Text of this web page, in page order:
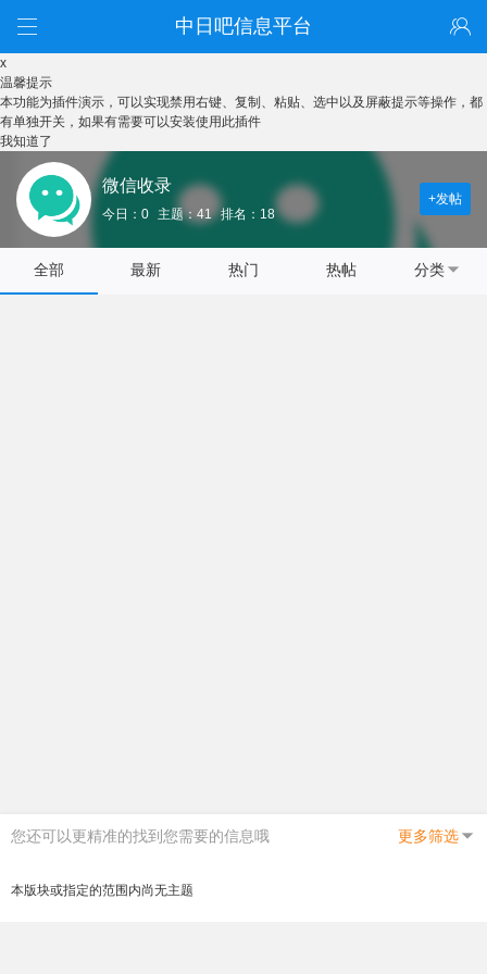
中日吧信息平台
x
温馨提示
本功能为插件演示，可以实现禁用右键、复制、粘贴、选中以及屏蔽提示等操作，都
有单独开关，如果有需要可以安装使用此插件
我知道了
微信收录
今日：0 主题：41 排名：18
+发帖
全部 最新 热门 热帖 分类
您还可以更精准的找到您需要的信息哦 更多筛选
本版块或指定的范围内尚无主题